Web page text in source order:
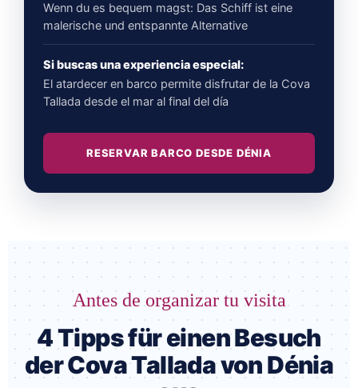
Wenn du es bequem magst: Das Schiff ist eine
malerische und entspannte Alternative
Si buscas una experiencia especial:
El atardecer en barco permite disfrutar de la Cova
Tallada desde el mar al final del día
RESERVAR BARCO DESDE DÉNIA
Antes de organizar tu visita
4 Tipps für einen Besuch
der Cova Tallada von Dénia